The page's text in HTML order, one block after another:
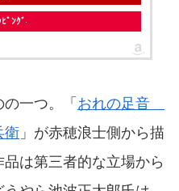
ﾟﾝｸﾞ
一つ。「 おれの足音
衛 」が赤穂浪士側から描
は第三者的な立場から